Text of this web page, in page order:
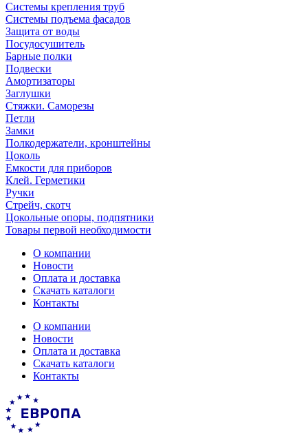
Системы крепления труб
Системы подъема фасадов
Защита от воды
Посудосушитель
Барные полки
Подвески
Амортизаторы
Заглушки
Стяжки. Саморезы
Петли
Замки
Полкодержатели, кронштейны
Цоколь
Емкости для приборов
Клей. Герметики
Ручки
Стрейч, скотч
Цокольные опоры, подпятники
Товары первой необходимости
О компании
Новости
Оплата и доставка
Скачать каталоги
Контакты
О компании
Новости
Оплата и доставка
Скачать каталоги
Контакты